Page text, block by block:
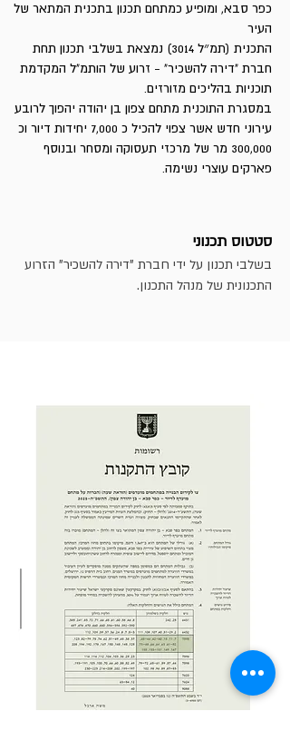
כפר סבא, ומופיע כמתחם תכנון בתכנית המתאר של
העיר
התכנית (תמ״ל 3014) נמצאת בשלבי תכנון תחת
חברת "דירה להשכיר" - זרוע של הותמ"ל המקדמת
תוכניות בהליכים מזורזים.
במסגרת התוכנית מתחם צפון בן יהודה יהפוך לרובע
עירוני חדש אשר צפוי להכיל כ 7,000 יחידות דיור וכ
300,000 מר של מרכזי תעסוקה ומסחר ובנוסף
פארקים עוצרי נשימה.
סטטוס תכנוני
בשלבי תכנון על ידי חברת "דירה להשכיר" הזרוע
התכנונית של מנהל התכנון.